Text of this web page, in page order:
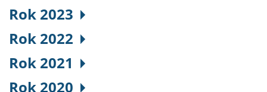
Rok 2023
Rok 2022
Rok 2021
Rok 2020